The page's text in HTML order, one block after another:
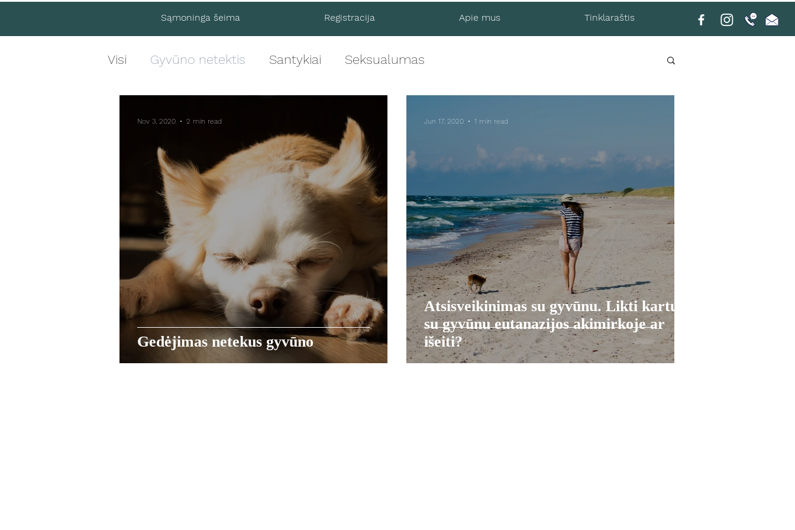
Sąmoninga šeima Registracija Apie mus Tinklaraštis
Visi Gyvūno netektis Santykiai Seksualumas
Gedėjimas netekus gyvūno
Nov 3, 2020 2 min read
Atsisveikinimas su gyvūnu. Likti kartu
su gyvūnu eutanazijos akimirkoje ar
išeiti?
Jun 17, 2020 1 min read